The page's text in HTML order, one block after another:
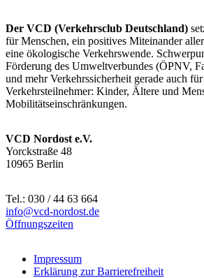
Der VCD (Verkehrsclub Deutschland)
für Menschen, ein positives Miteinander
eine ökologische Verkehrswende.
Förderung des Umweltverbundes (ÖPNV,
und mehr Verkehrssicherheit gerade auch
Verkehrsteilnehmer: Kinder, Ältere und
Mobilitätseinschränkungen.
VCD Nordost e.V.
Yorckstraße 48
10965 Berlin
Tel.: 030 / 44 63 664
info@vcd-nordost.de
Öffnungszeiten
Impressum
Erklärung zur Barrierefreiheit